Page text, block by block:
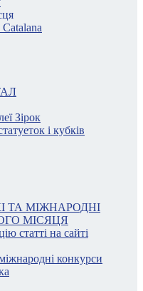
Зірок
і кубків
ТА МІЖНАРОДНІ
МІСЯЦЯ
статті на сайті
конкурси